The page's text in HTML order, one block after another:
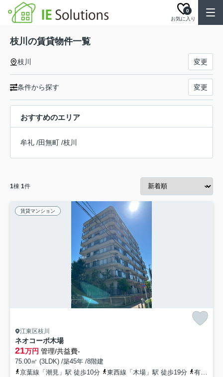
お気に入り
0
枝川の賃貸物件一覧
枝川 変更
条件から探す 変更
おすすめのエリア
牟礼 /田無町 /枝川
1棟 1件
賃貸マンション
江東区枝川
ネオコーポ木場
21万円 管理/共益費-
75.00㎡ (3LDK) /築45年 /8階建
京葉線「潮見」駅 徒歩10分
東西線「木場」駅 徒歩19分 有楽町線「豊洲」駅 徒歩20分